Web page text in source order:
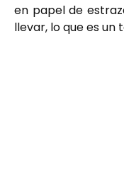
en papel de
llevar, lo que es un